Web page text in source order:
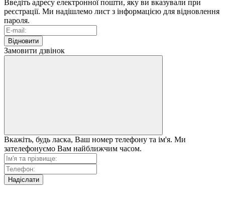
Введіть адресу електронної пошти, яку ви вказували при
реєстрації. Ми надішлемо лист з інформацією для відновлення
пароля.
Відновити
Замовити дзвінок
Вкажіть, будь ласка, Ваш номер телефону та ім'я. Ми
зателефонуємо Вам найближчим часом.
Надіслати